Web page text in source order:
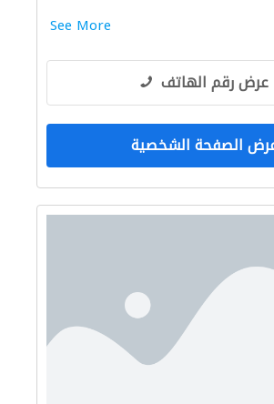
See More
عرض رقم الهاتف
الصفحة الشخصية